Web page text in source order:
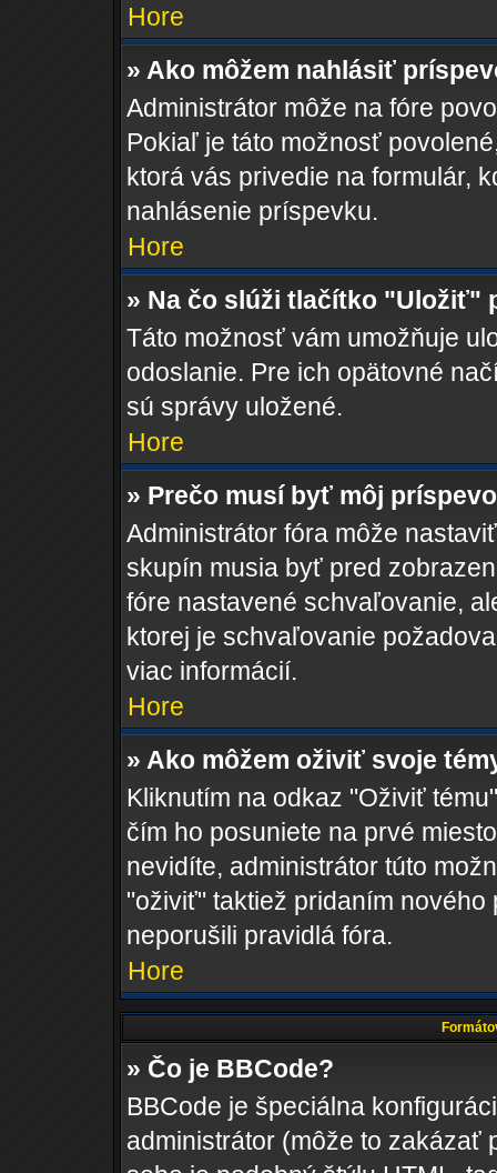
Hore
» Ako môžem nahlásiť
Administrátor môže na fóre
Pokiaľ je táto možnosť
ktorá vás privedie na formulár,
nahlásenie príspevku.
Hore
» Na čo slúži tlačítko "Uložiť"
Táto možnosť vám umožňuje
odoslanie. Pre ich opätovné
sú správy uložené.
Hore
» Prečo musí byť môj
Administrátor fóra môže
skupín musia byť pred
fóre nastavené schvaľovanie,
ktorej je schvaľovanie
viac informácií.
Hore
» Ako môžem oživiť svoje
Kliknutím na odkaz "Oživiť
čím ho posuniete na prvé
nevidíte, administrátor túto
"oživiť" taktiež pridaním
neporušili pravidlá fóra.
Hore
» Čo je BBCode?
BBCode je špeciálna
administrátor (môže to zakázať